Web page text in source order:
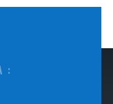
: